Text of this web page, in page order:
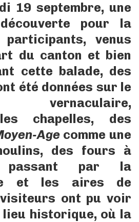
19 septembre, une
pour la
venus
du canton et bien
cette balade, des
été données sur le
vernaculaire,
chapelles, des
Age comme une
des fours à
passant par la
et les aires de
ont pu voir
lieu historique, où la